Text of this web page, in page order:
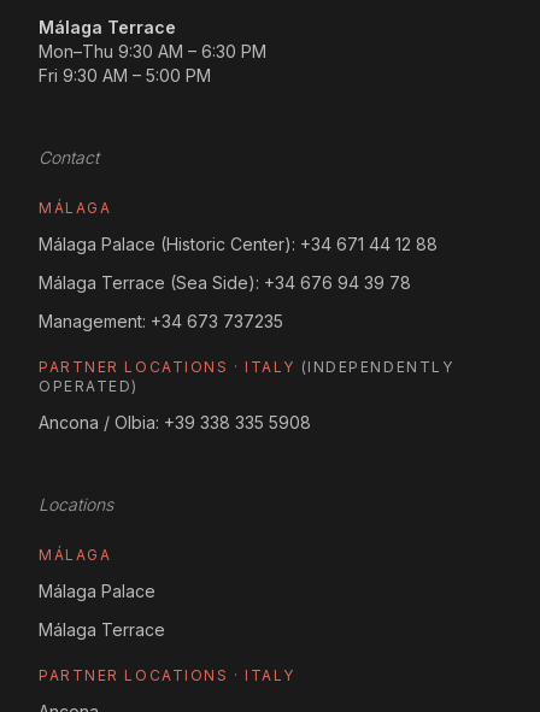
Málaga Terrace
Mon–Thu 9:30 AM – 6:30 PM
Fri 9:30 AM – 5:00 PM
Contact
MÁLAGA
Málaga Palace (Historic Center): +34 671 44 12 88
Málaga Terrace (Sea Side): +34 676 94 39 78
Management: +34 673 737235
PARTNER LOCATIONS · ITALY (INDEPENDENTLY
OPERATED)
Ancona / Olbia: +39 338 335 5908
Locations
MÁLAGA
Málaga Palace
Málaga Terrace
PARTNER LOCATIONS · ITALY